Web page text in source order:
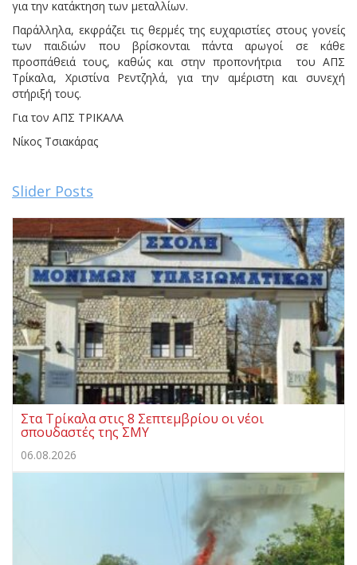
για την κατάκτηση των μεταλλίων.
Παράλληλα, εκφράζει τις θερμές της ευχαριστίες στους γονείς
των παιδιών που βρίσκονται πάντα αρωγοί σε κάθε
προσπάθειά τους, καθώς και στην προπονήτρια του ΑΠΣ
Τρίκαλα, Χριστίνα Ρεντζηλά, για την αμέριστη και συνεχή
στήριξή τους.
Για τον ΑΠΣ ΤΡΙΚΑΛΑ
Νίκος Τσιακάρας
Slider Posts
Στα Τρίκαλα στις 8 Σεπτεμβρίου οι νέοι
σπουδαστές της ΣΜΥ
06.08.2026